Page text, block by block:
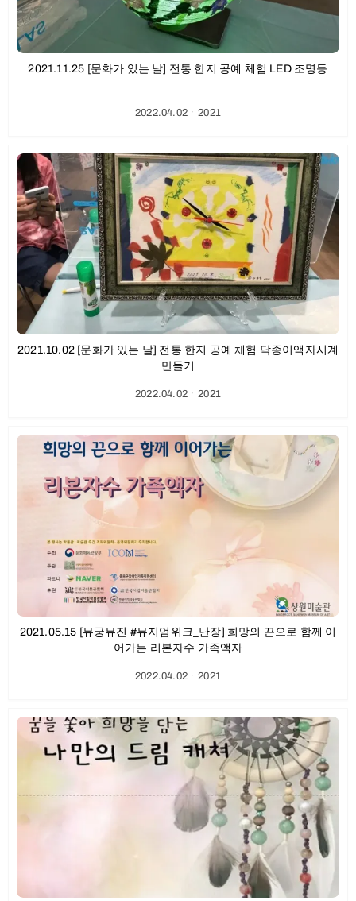
2021.11.25 [문화가 있는 날] 전통 한지 공예 체험 LED 조명등
2022.04.02ㆍ2021
2021.10.02 [문화가 있는 날] 전통 한지 공예 체험 닥종이액자시계
만들기
2022.04.02ㆍ2021
2021.05.15 [뮤궁뮤진 #뮤지엄위크_난장] 희망의 끈으로 함께 이
어가는 리본자수 가족액자
2022.04.02ㆍ2021